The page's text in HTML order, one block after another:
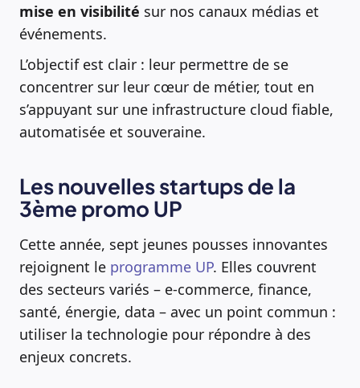
mise en visibilité sur nos canaux médias et
événements.
L’objectif est clair : leur permettre de se
concentrer sur leur cœur de métier, tout en
s’appuyant sur une infrastructure cloud fiable,
automatisée et souveraine.
Les nouvelles startups de la
3ème promo UP
Cette année, sept jeunes pousses innovantes
rejoignent le programme UP. Elles couvrent
des secteurs variés – e-commerce, finance,
santé, énergie, data – avec un point commun :
utiliser la technologie pour répondre à des
enjeux concrets.